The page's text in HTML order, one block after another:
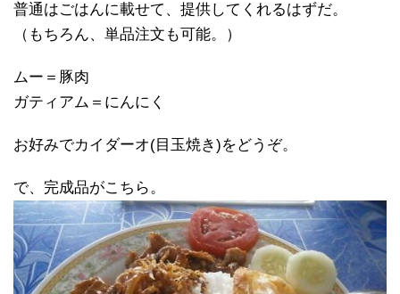
普通はごはんに載せて、提供してくれるはずだ。
（もちろん、単品注文も可能。）
ムー＝豚肉
ガティアム＝にんにく
お好みでカイダーオ(目玉焼き)をどうぞ。
で、完成品がこちら。